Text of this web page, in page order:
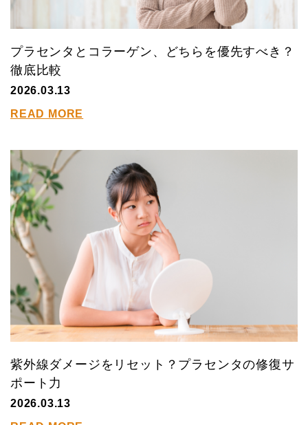
プラセンタとコラーゲン、どちらを優先すべき？
徹底比較
2026.03.13
READ MORE
紫外線ダメージをリセット？プラセンタの修復サ
ポート力
2026.03.13